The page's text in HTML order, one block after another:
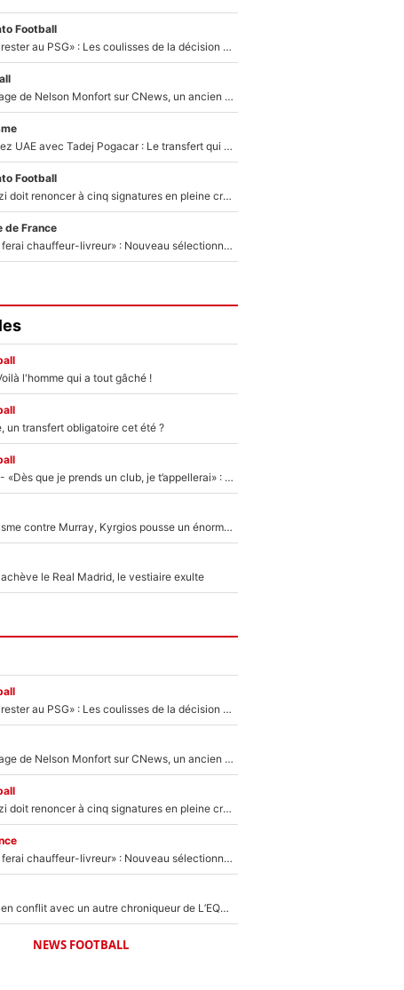
Football
«Il a décidé de rester au PSG» : Les coulisses de la décision de Lucas Chevalier pour son transfert
Après le dérapage de Nelson Monfort sur CNews, un ancien journaliste de France Télévisions relance la polémique sur les incendies en Gironde
Paul Seixas chez UAE avec Tadej Pogacar : Le transfert qui effraie le peloton, «c’est la pire des choses qui puisse arriver»
Football
Grégory Lorenzi doit renoncer à cinq signatures en pleine crise financière : L’IA propose sept noms à l’OM pour un mercato réussi... à seulement 5M€ !
de France
«Plus grand, je ferai chauffeur-livreur» : Nouveau sélectionneur des Bleus, Zinédine Zidane s’était imaginé un avenir très différent lorsqu'il était enfant
l'homme qui a tout gâché !
un transfert obligatoire cet été ?
Mercato - OM - «Dès que je prends un club, je t’appellerai» : La promesse de Marcelino au moment de claquer la porte
Victime de racisme contre Murray, Kyrgios pousse un énorme coup de gueule !
le Real Madrid, le vestiaire exulte
«Il a décidé de rester au PSG» : Les coulisses de la décision de Lucas Chevalier pour son transfert
Après le dérapage de Nelson Monfort sur CNews, un ancien journaliste de France Télévisions relance la polémique sur les incendies en Gironde
Grégory Lorenzi doit renoncer à cinq signatures en pleine crise financière : L’IA propose sept noms à l’OM pour un mercato réussi... à seulement 5M€ !
«Plus grand, je ferai chauffeur-livreur» : Nouveau sélectionneur des Bleus, Zinédine Zidane s’était imaginé un avenir très différent lorsqu'il était enfant
Johan Micoud en conflit avec un autre chroniqueur de L’EQUIPE du Soir : «Pendant un moment, je ne les ai pas remis ensemble dans l'émission»
NEWS FOOTBALL